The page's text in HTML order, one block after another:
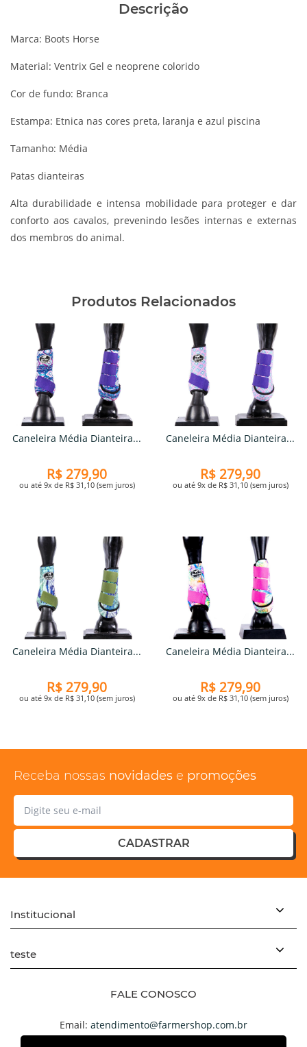
Descrição
Marca: Boots Horse
Material: Ventrix Gel e neoprene colorido
Cor de fundo: Branca
Estampa: Etnica nas cores preta, laranja e azul piscina
Tamanho: Média
Patas dianteiras
Alta durabilidade e intensa mobilidade para proteger e dar
conforto aos cavalos, prevenindo lesões internas e externas
dos membros do animal.
Produtos Relacionados
Caneleira Média Dianteira...
R$ 279,90
ou até 9x de R$ 31,10 (sem juros)
Caneleira Média Dianteira...
R$ 279,90
ou até 9x de R$ 31,10 (sem juros)
Caneleira Média Dianteira...
R$ 279,90
ou até 9x de R$ 31,10 (sem juros)
Caneleira Média Dianteira...
R$ 279,90
ou até 9x de R$ 31,10 (sem juros)
Receba nossas novidades e promoções
CADASTRAR
Institucional
teste
FALE CONOSCO
Email: atendimento@farmershop.com.br